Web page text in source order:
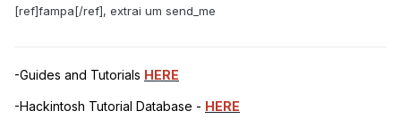
[ref]fampa[/ref], extrai um send_me
-Guides and Tutorials HERE
-Hackintosh Tutorial Database - HERE